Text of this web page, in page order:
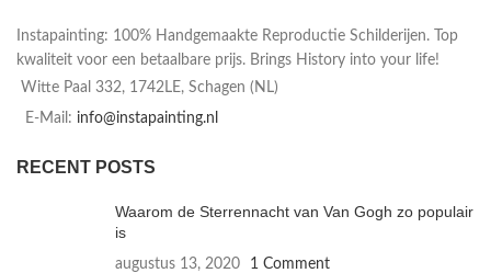
Instapainting: 100% Handgemaakte Reproductie Schilderijen. Top
kwaliteit voor een betaalbare prijs. Brings History into your life!
Witte Paal 332, 1742LE, Schagen (NL)
E-Mail: info@instapainting.nl
RECENT POSTS
Waarom de Sterrennacht van Van Gogh zo populair
is
augustus 13, 2020 1 Comment